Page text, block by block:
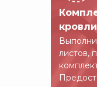
кровли
листов,